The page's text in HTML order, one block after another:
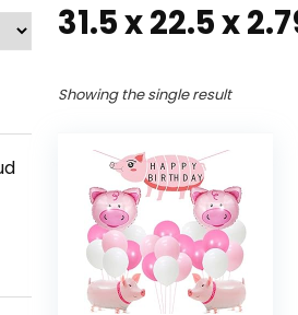
‎31.5 x 22.5 x
Showing the single result